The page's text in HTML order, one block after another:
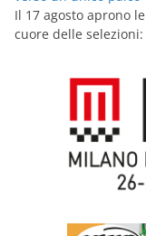
Il 17 agosto aprono
cuore delle